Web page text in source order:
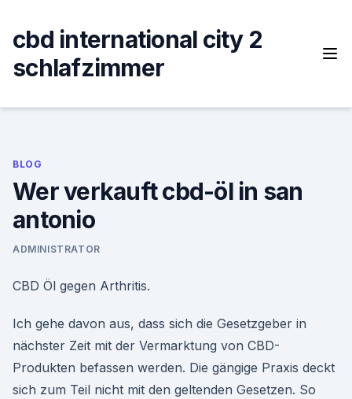
content
cbd international city 2
schlafzimmer
BLOG
Wer verkauft cbd-öl in san
antonio
ADMINISTRATOR
CBD Öl gegen Arthritis.
Ich gehe davon aus, dass sich die Gesetzgeber in
nächster Zeit mit der Vermarktung von CBD-
Produkten befassen werden. Die gängige Praxis deckt
sich zum Teil nicht mit den geltenden Gesetzen. So